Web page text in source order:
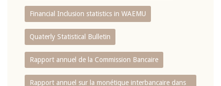
Financial Inclusion statistics in WAEMU
Quaterly Statistical Bulletin
Rapport annuel de la Commission Bancaire
Rapport annuel sur la monétique interbancaire dans